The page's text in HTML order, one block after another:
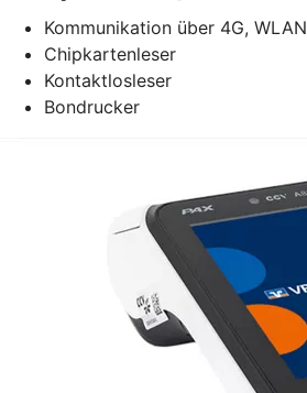
Kommunikation über 4G, WLAN
Chipkartenleser
Kontaktlosleser
Bondrucker